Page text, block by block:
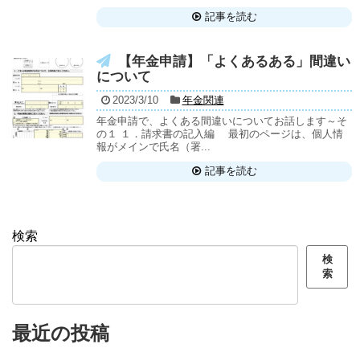
記事を読む
【年金申請】「よくあるある」間違い
について
2023/3/10
年金関連
年金申請で、よくある間違いについてお話します～そ
の１ １．請求書の記入編 最初のページは、個人情
報がメインで氏名（署...
記事を読む
検索
検
索
最近の投稿